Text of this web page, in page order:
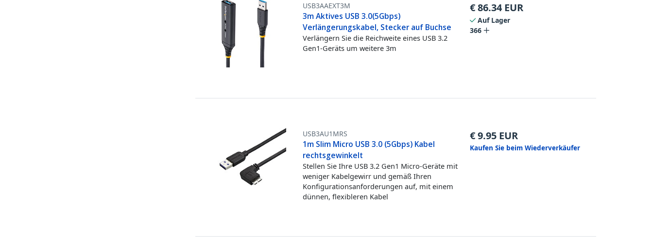
USB3AAEXT3M
3m Aktives USB 3.0(5Gbps)
Verlängerungskabel, Stecker auf Buchse
Verlängern Sie die Reichweite eines USB 3.2
Gen1-Geräts um weitere 3m
€86.34 EUR
Auf Lager
366
USB3AU1MRS
1m Slim Micro USB 3.0 (5Gbps) Kabel
rechtsgewinkelt
Stellen Sie Ihre USB 3.2 Gen1 Micro-Geräte mit
weniger Kabelgewirr und gemäß Ihren
Konfigurationsanforderungen auf, mit einem
dünnen, flexibleren Kabel
€9.95 EUR
Kaufen Sie beim Wiederverkäufer